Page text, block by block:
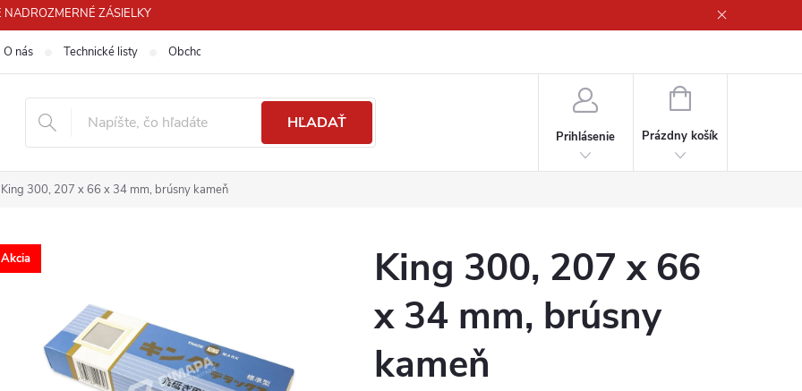
ZÁSIELKY
O nás Technické listy Obchodné podmienky
HĽADAŤ
Prihlásenie
NÁKUPNÝ
Prázdny košík
King 300, 207 x 66 x 34 mm, brúsny kameň
Akcia
King 300, 207 x 66
x 34 mm, brúsny
kameň